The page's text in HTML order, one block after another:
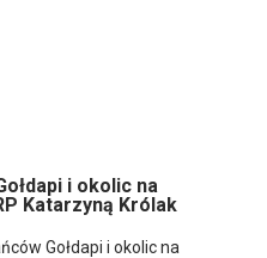
i okolic na
Katarzyną Królak
Gołdapi i okolic na